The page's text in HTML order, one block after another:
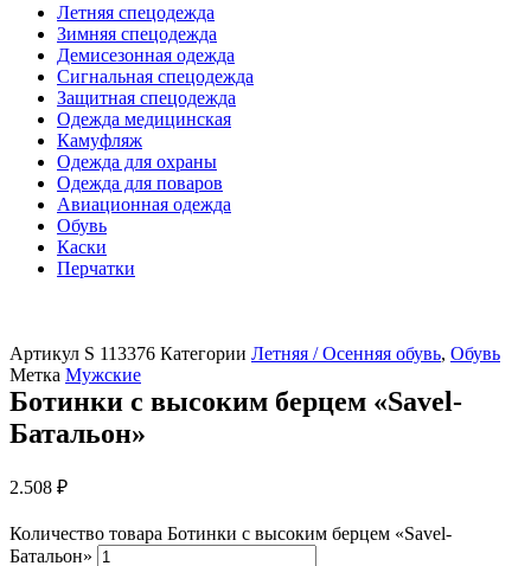
Летняя спецодежда
Зимняя спецодежда
Демисезонная одежда
Сигнальная спецодежда
Защитная спецодежда
Одежда медицинская
Камуфляж
Одежда для охраны
Одежда для поваров
Авиационная одежда
Обувь
Каски
Перчатки
Артикул S 113376 Категории Летняя / Осенняя обувь, Обувь
Метка Мужские
Ботинки с высоким берцем «Savel-
Батальон»
2.508 ₽
Количество товара Ботинки с высоким берцем «Savel-
Батальон»